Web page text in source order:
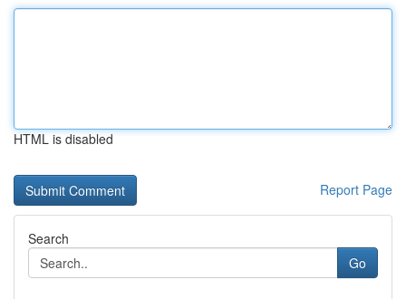
HTML is disabled
Report Page
Search
Go